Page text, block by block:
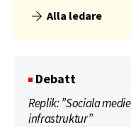
Alla ledare
Debatt
Replik: ”Sociala
infrastruktur”